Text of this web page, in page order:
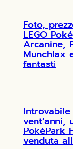
Foto,
LEGO
Arcanine,
Munchlax
fantasti
vent’anni,
PokéPark
venduta